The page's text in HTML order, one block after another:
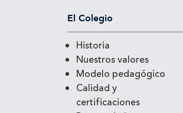
El Colegio
Historia
Nuestros valores
Modelo pedagógico
Calidad y
certificaciones